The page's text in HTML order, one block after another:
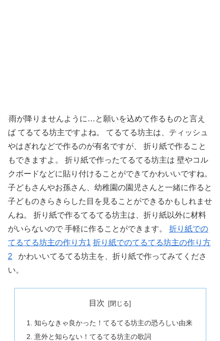
雨が降りませんように…と願いを込めて作るものと言え
ば てるてる坊主ですよね。 てるてる坊主は、ティッシュ
やはぎれなどで作るのが有名ですが、 折り紙で作ること
もできますよ。 折り紙で作ったてるてる坊主は 壁やコル
クボードなどに貼り付けることができてかわいいですね。
子どもさんやお孫さん、幼稚園の園児さんと一緒に作ると
子どものきらきらした目を見ることができるかもしれませ
んね。 折り紙で作るてるてる坊主は、折り紙以外に材料
がいらないので 手軽に作ることができます。 折り紙での
てるてる坊主の作り方1 折り紙でのてるてる坊主の作り方
2 かわいいてるてる坊主を、折り紙で作ってみてくださ
い。
目次
知らなきゃ良かった！てるてる坊主の恐ろしい由来
意外と知らない！てるてる坊主の歌詞